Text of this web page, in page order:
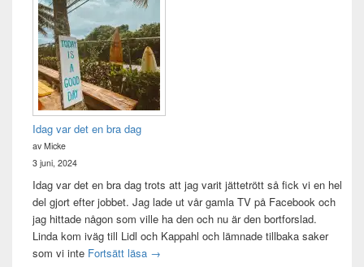
Idag var det en bra dag
av Micke
3 juni, 2024
Idag var det en bra dag trots att jag varit jättetrött så fick vi en hel
del gjort efter jobbet. Jag lade ut vår gamla TV på Facebook och
jag hittade någon som ville ha den och nu är den bortforslad.
Linda kom iväg till Lidl och Kappahl och lämnade tillbaka saker
som vi inte Fortsätt läsa Idag var det en bra dag
→